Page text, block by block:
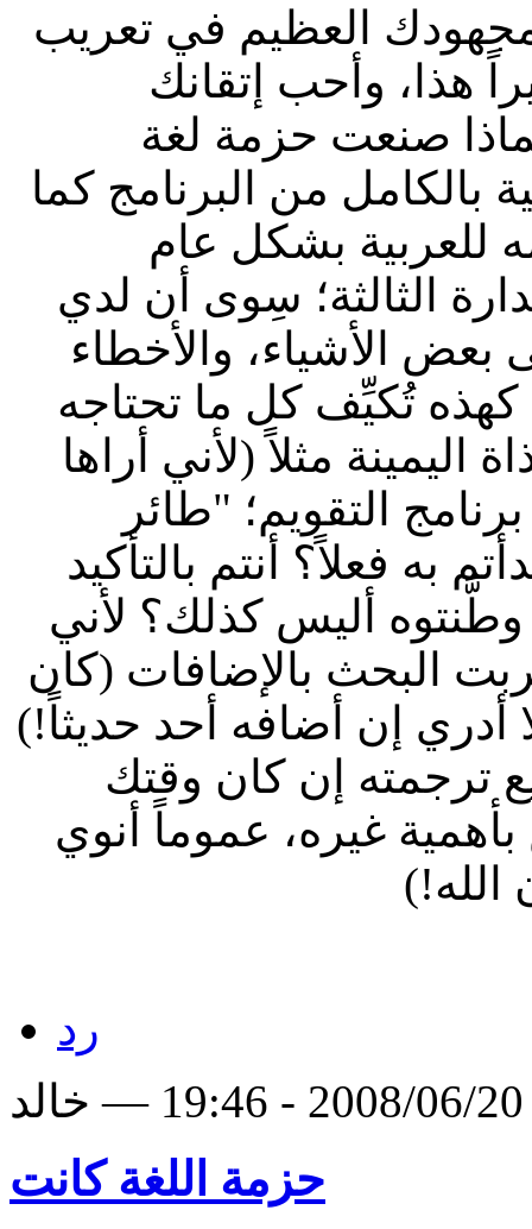
العظيم في تعريب
هذا، وأحب إتقانك
لي بضعة أسئلة هنا: 1- لماذا صنعت حزمة لغة
من البرنامج كما
للعربية بشكل عام
الثالثة؛ سِوى أن لدي
الأشياء، والأخطاء
كهذه تُكيِّف كل ما تحتاجه
مثلاً (لأني أراها
2- ماذا عن برنامج التقويم؛ "طائر
به فعلاً؟ أنتم بالتأكيد
أليس كذلك؟ لأني
البحث بالإضافات (كان
أدري إن أضافه أحد حديثاً!)
ترجمته إن كان وقتك
غيره، عموماً أنوي
الله!)
رد
حزمة اللغة كانت